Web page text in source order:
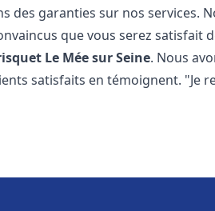
des garanties sur nos services.
que vous serez satisfait
Le Mée sur Seine. Nous
satisfaits en témoignent. "Je